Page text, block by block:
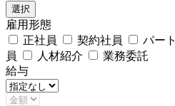
選択
雇用形態
正社員
契約社員 パート
員
人材紹介
業務委託
給与